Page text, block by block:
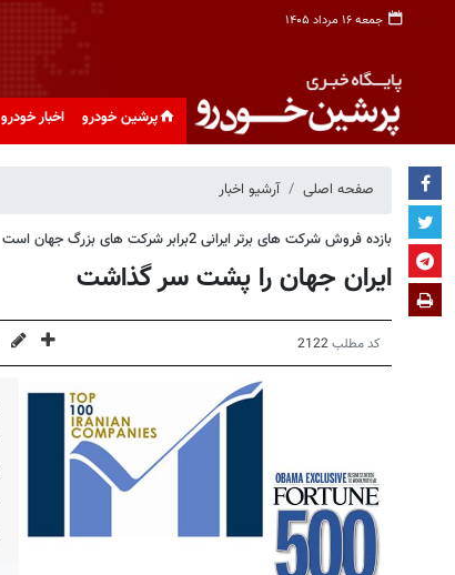
جمعه ۱۶ مرداد ۱۴۰۵
پرشین خودرو اخبار خودرو
صفحه اصلی آرشیو اخبار
بازده فروش شرکت های برتر ایرانی 2برابر شركت های بزرگ جهان است
ایران جهان را پشت سر گذاشت
کد مطلب2122